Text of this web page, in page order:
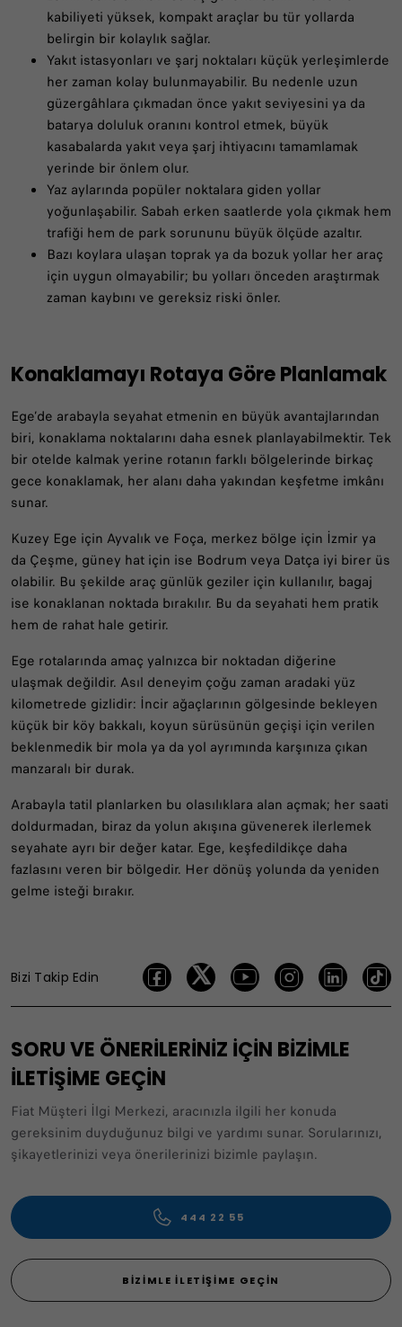
kabiliyeti yüksek, kompakt araçlar bu tür yollarda
belirgin bir kolaylık sağlar.
Yakıt istasyonları ve şarj noktaları küçük yerleşimlerde
her zaman kolay bulunmayabilir. Bu nedenle uzun
güzergâhlara çıkmadan önce yakıt seviyesini ya da
batarya doluluk oranını kontrol etmek, büyük
kasabalarda yakıt veya şarj ihtiyacını tamamlamak
yerinde bir önlem olur.
Yaz aylarında popüler noktalara giden yollar
yoğunlaşabilir. Sabah erken saatlerde yola çıkmak hem
trafiği hem de park sorununu büyük ölçüde azaltır.
Bazı koylara ulaşan toprak ya da bozuk yollar her araç
için uygun olmayabilir; bu yolları önceden araştırmak
zaman kaybını ve gereksiz riski önler.
Konaklamayı Rotaya Göre Planlamak
Ege’de arabayla seyahat etmenin en büyük avantajlarından
biri, konaklama noktalarını daha esnek planlayabilmektir. Tek
bir otelde kalmak yerine rotanın farklı bölgelerinde birkaç
gece konaklamak, her alanı daha yakından keşfetme imkânı
sunar.
Kuzey Ege için Ayvalık ve Foça, merkez bölge için İzmir ya
da Çeşme, güney hat için ise Bodrum veya Datça iyi birer üs
olabilir. Bu şekilde araç günlük geziler için kullanılır, bagaj
ise konaklanan noktada bırakılır. Bu da seyahati hem pratik
hem de rahat hale getirir.
Ege rotalarında amaç yalnızca bir noktadan diğerine
ulaşmak değildir. Asıl deneyim çoğu zaman aradaki yüz
kilometrede gizlidir: İncir ağaçlarının gölgesinde bekleyen
küçük bir köy bakkalı, koyun sürüsünün geçişi için verilen
beklenmedik bir mola ya da yol ayrımında karşınıza çıkan
manzaralı bir durak.
Arabayla tatil planlarken bu olasılıklara alan açmak; her saati
doldurmadan, biraz da yolun akışına güvenerek ilerlemek
seyahate ayrı bir değer katar. Ege, keşfedildikçe daha
fazlasını veren bir bölgedir. Her dönüş yolunda da yeniden
gelme isteği bırakır.
Bizi Takip Edin
SORU VE ÖNERİLERİNİZ İÇİN BİZİMLE
İLETİŞİME GEÇİN
Fiat Müşteri İlgi Merkezi, aracınızla ilgili her konuda
gereksinim duyduğunuz bilgi ve yardımı sunar. Sorularınızı,
şikayetlerinizi veya önerilerinizi bizimle paylaşın.
444 22 55
BIZIMLE İLETIŞIME GEÇIN